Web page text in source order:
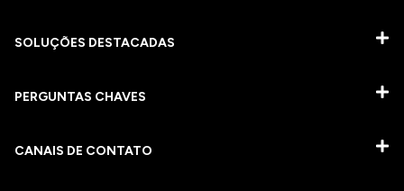
SOLUÇÕES DESTACADAS
PERGUNTAS CHAVES​
CANAIS DE CONTATO